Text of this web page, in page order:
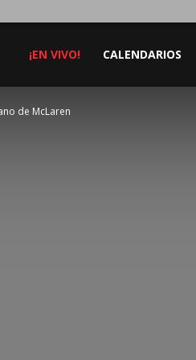
¡EN VIVO! CALENDARIOS
de McLaren